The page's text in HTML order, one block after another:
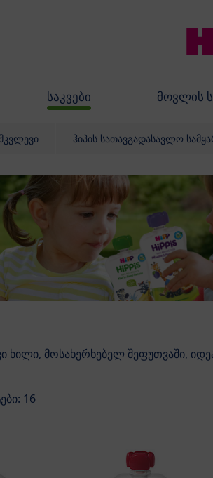
საკვები მოვლის
ჰიპის სათავგადასავლო
ხილი, მოსახერხებელ შეფუთვაში,
16